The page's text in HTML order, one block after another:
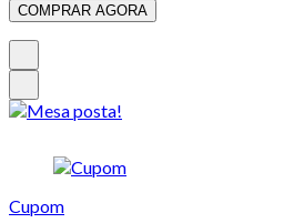
COMPRAR AGORA
Cupom